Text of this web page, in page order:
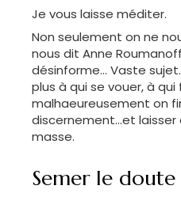
Je vous laisse méditer.
Non seulement on ne
nous dit Anne
désinforme... Vaste
plus à qui se vouer, à qui
malhaeureusement on
discernement...et laisser
masse.
Semer le